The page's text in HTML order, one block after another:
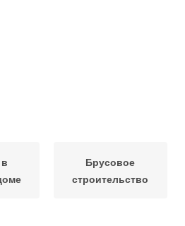
Брусовое
строительство